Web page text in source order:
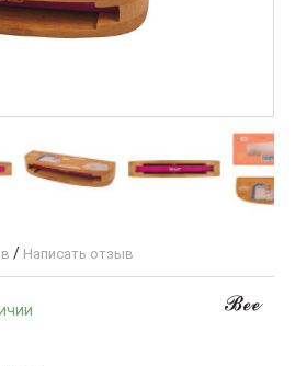
/ Написать отзыв